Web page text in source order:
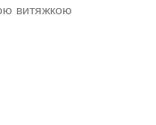
витяжкою